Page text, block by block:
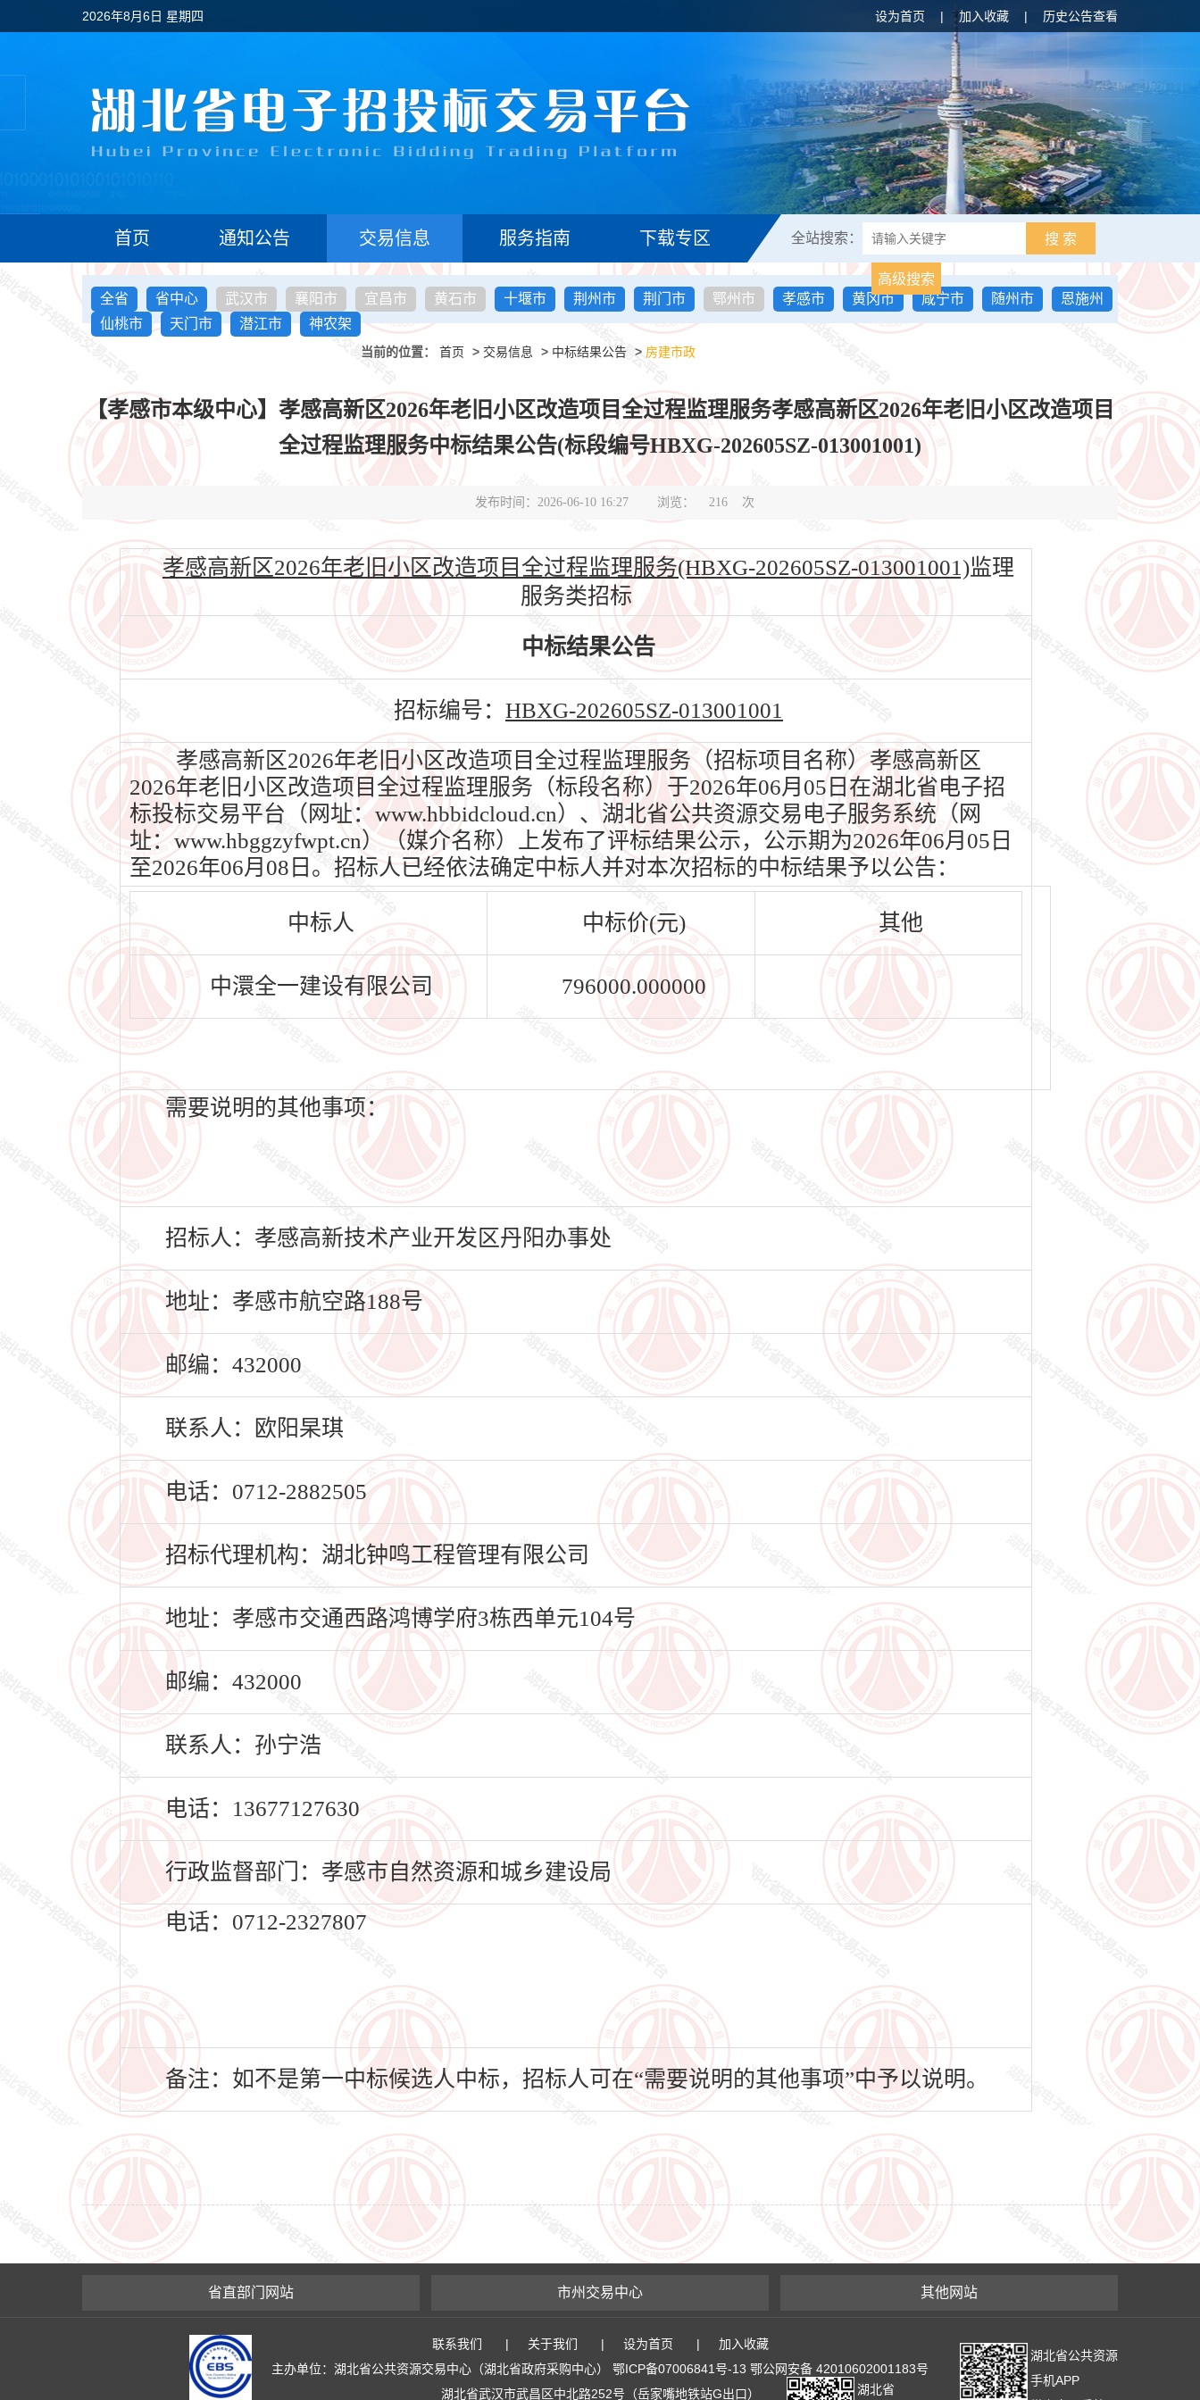
2026年8月6日 星期四 设为首页 | 加入收藏 | 历史公告查看
首页 通知公告 交易信息 服务指南 下载专区 全站搜索： 搜 索
高级搜索
全省
省中心 武汉市 襄阳市 宜昌市 黄石市 十堰市 荆州市 荆门市 鄂州市 孝感市 黄冈市 咸宁市 随州市
恩施州
仙桃市
天门市 潜江市 神农架
当前的位置： 首页 > 交易信息 > 中标结果公告 > 房建市政
【孝感市本级中心】孝感高新区2026年老旧小区改造项目全过程监理服务孝感高新区2026年老旧小区改造项目
全过程监理服务中标结果公告(标段编号HBXG-202605SZ-013001001)
发布时间：2026-06-10 16:27 浏览： 216 次
孝感高新区2026年老旧小区改造项目全过程监理服务(HBXG-202605SZ-013001001)监理
服务类招标
中标结果公告
招标编号： HBXG-202605SZ-013001001
孝感高新区2026年老旧小区改造项目全过程监理服务（招标项目名称）孝感高新区
2026年老旧小区改造项目全过程监理服务（标段名称）于2026年06月05日在湖北省电子招
标投标交易平台（网址：www.hbbidcloud.cn）、湖北省公共资源交易电子服务系统（网
址：www.hbggzyfwpt.cn）（媒介名称）上发布了评标结果公示，公示期为2026年06月05日
至2026年06月08日。招标人已经依法确定中标人并对本次招标的中标结果予以公告：
中标人 中标价(元) 其他
中澴全一建设有限公司 796000.000000
需要说明的其他事项：
招标人：孝感高新技术产业开发区丹阳办事处
地址：孝感市航空路188号
邮编：432000
联系人：欧阳杲琪
电话：0712-2882505
招标代理机构：湖北钟鸣工程管理有限公司
地址：孝感市交通西路鸿博学府3栋西单元104号
邮编：432000
联系人：孙宁浩
电话：13677127630
行政监督部门：孝感市自然资源和城乡建设局
电话：0712-2327807
备注：如不是第一中标候选人中标，招标人可在“需要说明的其他事项”中予以说明。
省直部门网站 市州交易中心 其他网站
联系我们 | 关于我们 | 设为首页 |
加入收藏
主办单位：湖北省公共资源交易中心（湖北省政府采购中心） 鄂ICP备07006841号-13 鄂公网安备 42010602001183号
湖北省武汉市武昌区中北路252号（岳家嘴地铁站G出口）
湖北省
湖北省公共资源
手机APP